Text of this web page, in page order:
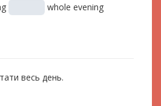
whole evening
весь день.